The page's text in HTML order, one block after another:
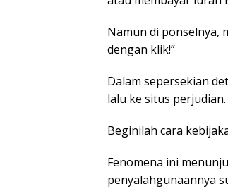
Namun di ponselnya,
dengan klik!”
Dalam sepersekian
lalu ke situs perjudian.
Beginilah cara
Fenomena ini
penyalahgunaannya